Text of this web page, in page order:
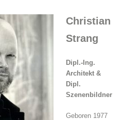
Christian
Strang
Dipl.-Ing.
Architekt &
Dipl.
Szenenbildner
Geboren 1977